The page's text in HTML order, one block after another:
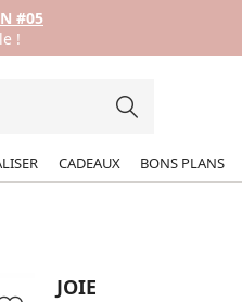
#05
!
CADEAUX BONS PLANS
JOIE